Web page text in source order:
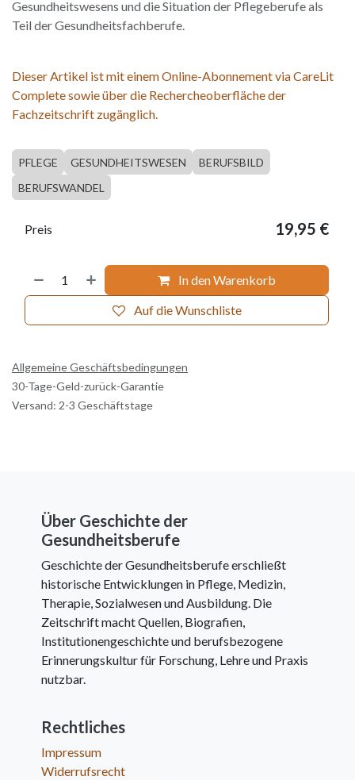
Gesundheitswesens und die Situation der Pflegeberufe als
Teil der Gesundheitsfachberufe.
Dieser Artikel ist mit einem Online-Abonnement via CareLit
Complete sowie über die Rechercheoberfläche der
Fachzeitschrift zugänglich.
PFLEGE GESUNDHEITSWESEN
BERUFSBILD
BERUFSWANDEL
In den Warenkorb
Auf die Wunschliste
Preis 19,95 €
Allgemeine Geschäftsbedingungen
30-Tage-Geld-zurück-Garantie
Versand: 2-3 Geschäftstage
Über Geschichte der
Gesundheitsberufe
Geschichte der Gesundheitsberufe erschließt
historische Entwicklungen in Pflege, Medizin,
Therapie, Sozialwesen und Ausbildung. Die
Zeitschrift macht Quellen, Biografien,
Institutionengeschichte und berufsbezogene
Erinnerungskultur für Forschung, Lehre und Praxis
nutzbar.
Rechtliches
Impressum
Widerrufsrecht